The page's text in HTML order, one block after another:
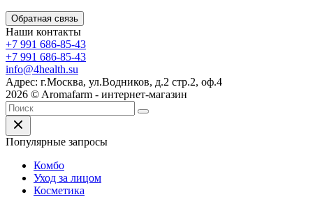
Обратная связь
Наши контакты
+7 991 686-85-43
+7 991 686-85-43
info@4health.su
Адрес: г.Москва, ул.Водников, д.2 стр.2, оф.4
2026 © Aromafarm - интернет-магазин
Популярные запросы
Комбо
Уход за лицом
Косметика